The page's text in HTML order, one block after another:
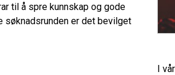
til å spre kunnskap og gode
søknadsrunden er det bevilget
I